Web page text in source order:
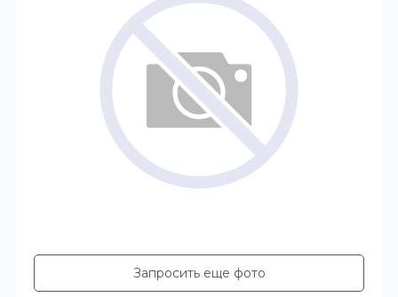
Запросить еще фото